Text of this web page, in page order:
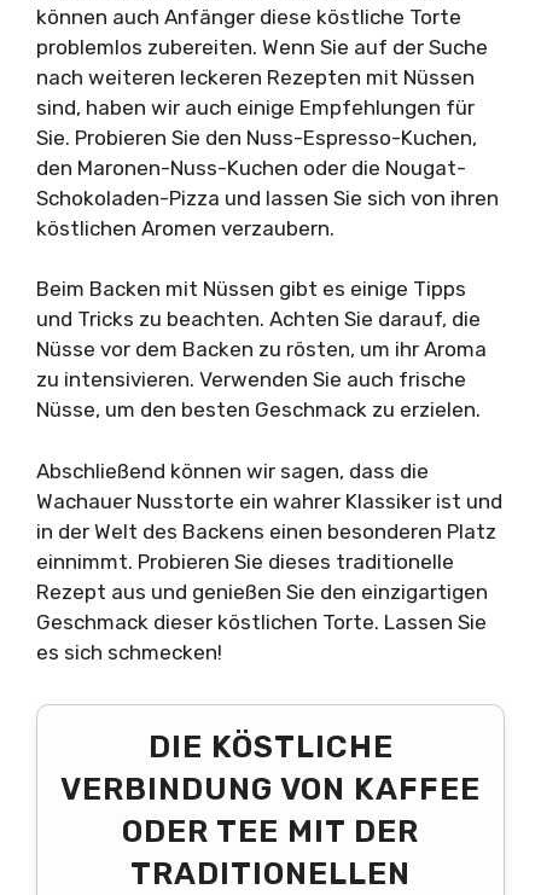
können auch Anfänger diese köstliche Torte
problemlos zubereiten. Wenn Sie auf der Suche
nach weiteren leckeren Rezepten mit Nüssen
sind, haben wir auch einige Empfehlungen für
Sie. Probieren Sie den Nuss-Espresso-Kuchen,
den Maronen-Nuss-Kuchen oder die Nougat-
Schokoladen-Pizza und lassen Sie sich von ihren
köstlichen Aromen verzaubern.
Beim Backen mit Nüssen gibt es einige Tipps
und Tricks zu beachten. Achten Sie darauf, die
Nüsse vor dem Backen zu rösten, um ihr Aroma
zu intensivieren. Verwenden Sie auch frische
Nüsse, um den besten Geschmack zu erzielen.
Abschließend können wir sagen, dass die
Wachauer Nusstorte ein wahrer Klassiker ist und
in der Welt des Backens einen besonderen Platz
einnimmt. Probieren Sie dieses traditionelle
Rezept aus und genießen Sie den einzigartigen
Geschmack dieser köstlichen Torte. Lassen Sie
es sich schmecken!
DIE KÖSTLICHE
VERBINDUNG VON KAFFEE
ODER TEE MIT DER
TRADITIONELLEN